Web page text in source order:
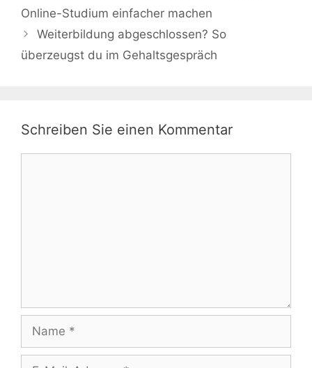
Online-Studium einfacher machen
Weiterbildung abgeschlossen? So
überzeugst du im Gehaltsgespräch
Schreiben Sie einen Kommentar